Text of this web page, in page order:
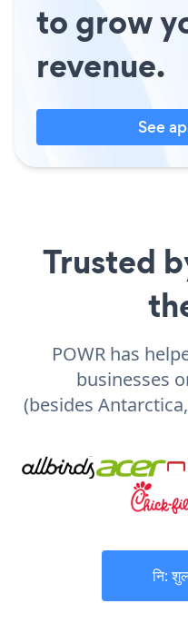
to grow
revenue.
See
Trusted
POWR has
businesses
(besides
नि: